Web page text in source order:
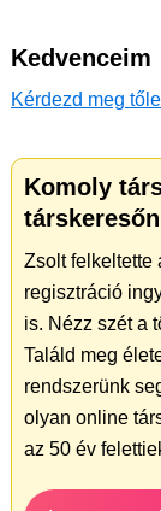
Kedvenceim
Kérdezd meg tőle
Komoly
társkeresőn
Zsolt felkeltette
regisztráció
is. Nézz szét a
Találd meg
rendszerünk
olyan online
az 50 év